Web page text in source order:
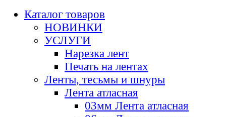
Каталог товаров
НОВИНКИ
УСЛУГИ
Нарезка лент
Печать на лентах
Ленты, тесьмы и шнуры
Лента атласная
03мм Лента атласная